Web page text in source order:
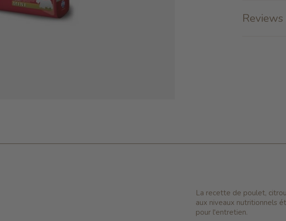
Reviews
La recette de poulet,
aux niveaux nutritionnels
pour l'entretien.